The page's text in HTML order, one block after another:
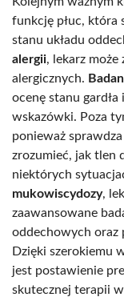
funkcję płuc, która
stanu układu
alergii, lekarz
alergicznych.
ocenę stanu
wskazówki. Poza
ponieważ
zrozumieć, jak tlen
niektórych
mukowiscydozy,
zaawansowane
oddechowych oraz
Dzięki szerokiemu
jest postawienie
skutecznej terapii